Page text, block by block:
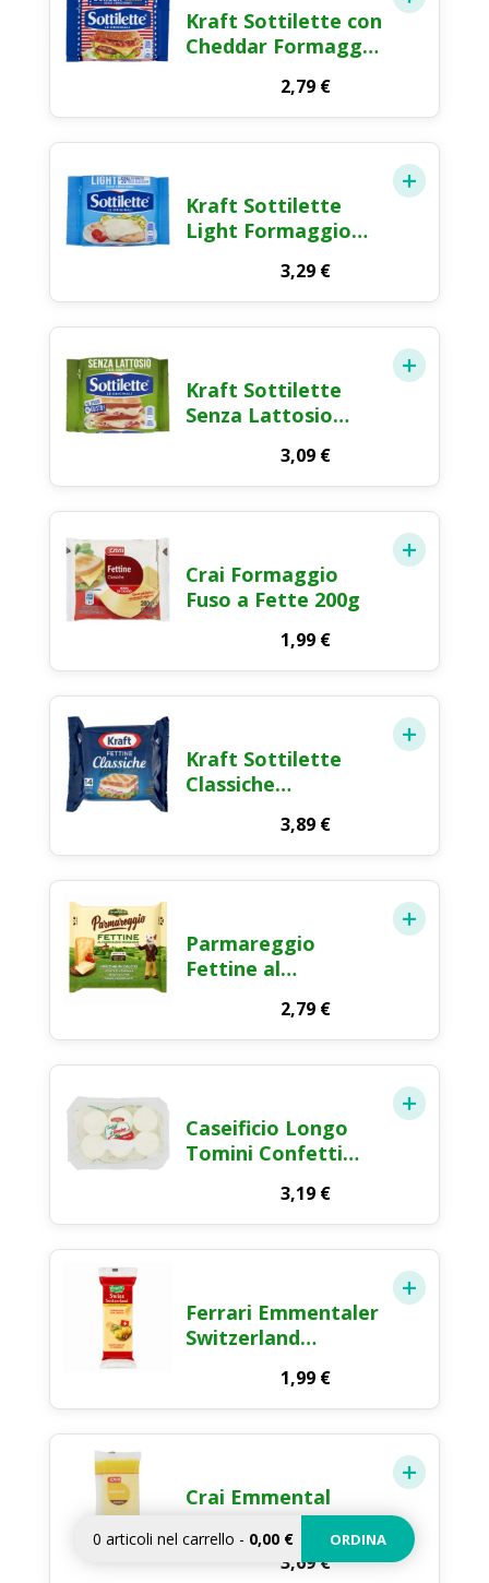
Kraft Sottilette con
Cheddar Formaggio
2,79 €
Kraft Sottilette
Light Formaggio
3,29 €
Kraft Sottilette
Senza Lattosio
Fette 200g3,09 €
Crai Formaggio
Fuso a Fette 200g
1,99 €
Kraft Sottilette
Classiche
Fette 350g3,89 €
Parmareggio
Fettine al
Formaggio Fuso a
Fette 150g
2,79 €
Caseificio Longo
Tomini Confetti
3,19 €
Ferrari Emmentaler
Switzerland
1,99 €
Crai Emmental
Formaggio 250g
3,69€
0 articoli nel carrello - 0,00 € ORDINA